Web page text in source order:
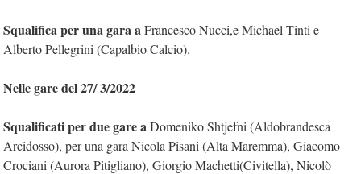
Squalifica per una gara aFrancesco Nucci,e Michael Tinti e
Alberto Pellegrini (Capalbio Calcio).
Nelle gare del 27/ 3/2022
Squalificati per due gare aDomeniko Shtjefni (Aldobrandesca
Arcidosso), per una gara Nicola Pisani (Alta Maremma), Giacomo
Crociani (Aurora Pitigliano), Giorgio Machetti(Civitella), Nicolò